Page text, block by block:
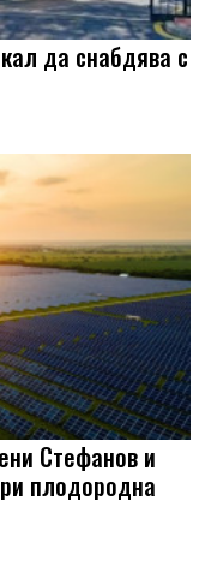
да снабдява с
Стефанов и
плодородна